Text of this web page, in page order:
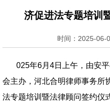
济促进法专题培训
时间：2025-
025年6月4日上午，由安
会主办，河北合明律师事务所
法专题培训暨法律顾问签约仪